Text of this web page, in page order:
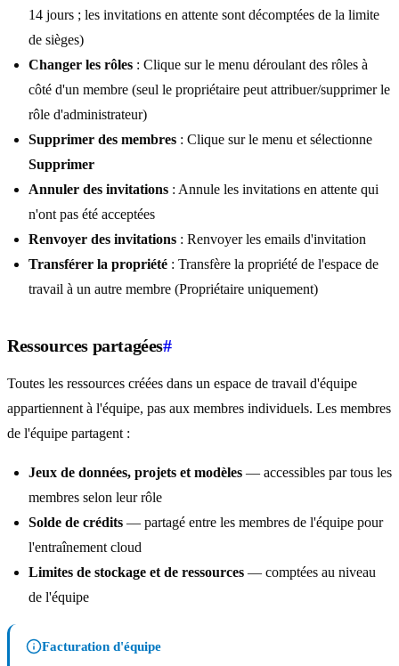
14 jours ; les invitations en attente sont décomptées de la limite
de sièges)
Changer les rôles : Clique sur le menu déroulant des rôles à
côté d'un membre (seul le propriétaire peut attribuer/supprimer le
rôle d'administrateur)
Supprimer des membres : Clique sur le menu et sélectionne
Supprimer
Annuler des invitations : Annule les invitations en attente qui
n'ont pas été acceptées
Renvoyer des invitations : Renvoyer les emails d'invitation
Transférer la propriété : Transfère la propriété de l'espace de
travail à un autre membre (Propriétaire uniquement)
Ressources partagées#
Toutes les ressources créées dans un espace de travail d'équipe
appartiennent à l'équipe, pas aux membres individuels. Les membres
de l'équipe partagent :
Jeux de données, projets et modèles — accessibles par tous les
membres selon leur rôle
Solde de crédits — partagé entre les membres de l'équipe pour
l'entraînement cloud
Limites de stockage et de ressources — comptées au niveau
de l'équipe
Facturation d'équipe